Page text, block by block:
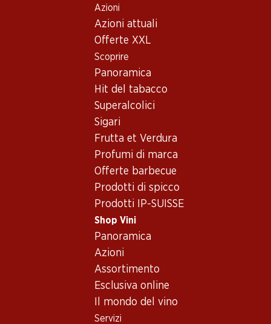
Azioni
Azioni attuali
Offerte XXL
Scoprire
Panoramica
Hit del tabacco
Superalcolici
Sigari
Frutta et Verdura
Profumi di marca
Offerte barbecue
Prodotti di spicco
Prodotti IP-SUISSE
Shop Vini
Panoramica
Azioni
Assortimento
Esclusiva online
Il mondo del vino
Servizi
Vino/champagne
Narbona
Gérard Bertrand Bio Domaine de Villemajou Corbières
Fronte Retro
Gérard Bertrand Bio Domaine de
Villemajou Corbières Boutenac